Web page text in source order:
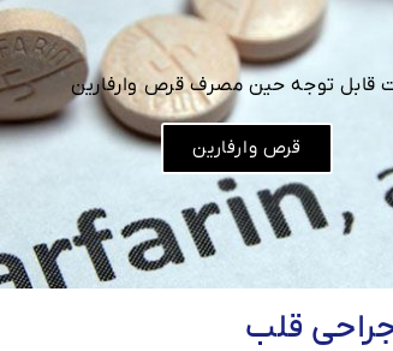
قابل توجه حین مصرف قرص وارفارین
قرص وارفارین
قلب